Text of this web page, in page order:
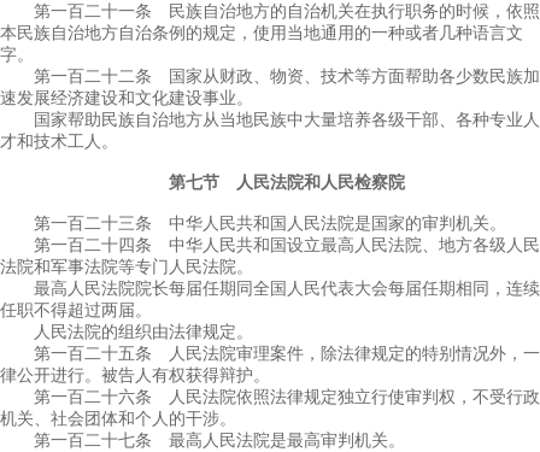
第一百二十一条 民族自治地方的自治机关在执行职务的时候，依照
本民族自治地方自治条例的规定，使用当地通用的一种或者几种语言文
字。
第一百二十二条 国家从财政、物资、技术等方面帮助各少数民族加
速发展经济建设和文化建设事业。
国家帮助民族自治地方从当地民族中大量培养各级干部、各种专业人
才和技术工人。
第七节 人民法院和人民检察院
第一百二十三条 中华人民共和国人民法院是国家的审判机关。
第一百二十四条 中华人民共和国设立最高人民法院、地方各级人民
法院和军事法院等专门人民法院。
最高人民法院院长每届任期同全国人民代表大会每届任期相同，连续
任职不得超过两届。
人民法院的组织由法律规定。
第一百二十五条 人民法院审理案件，除法律规定的特别情况外，一
律公开进行。被告人有权获得辩护。
第一百二十六条 人民法院依照法律规定独立行使审判权，不受行政
机关、社会团体和个人的干涉。
第一百二十七条 最高人民法院是最高审判机关。